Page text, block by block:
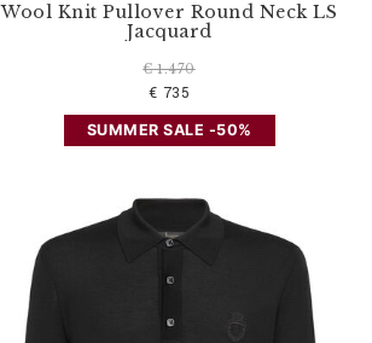
Wool Knit Pullover Round Neck LS
Jacquard
€ 1.470
€ 735
SUMMER SALE -50%